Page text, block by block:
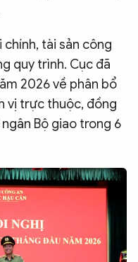
tài sản công
quy trình. Cục đã
2026 về phân bổ
vị trực thuộc, đồng
Bộ giao trong 6